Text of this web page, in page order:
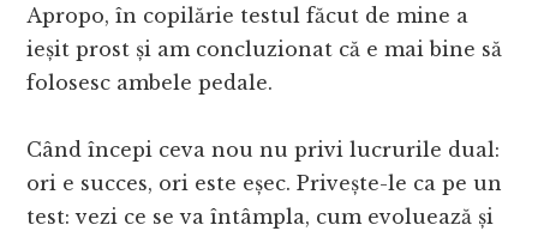
Apropo, în copilărie testul făcut de mine a
ieșit prost și am concluzionat că e mai bine să
folosesc ambele pedale.
Când începi ceva nou nu privi lucrurile dual:
ori e succes, ori este eșec. Privește-le ca pe un
test: vezi ce se va întâmpla, cum evoluează și